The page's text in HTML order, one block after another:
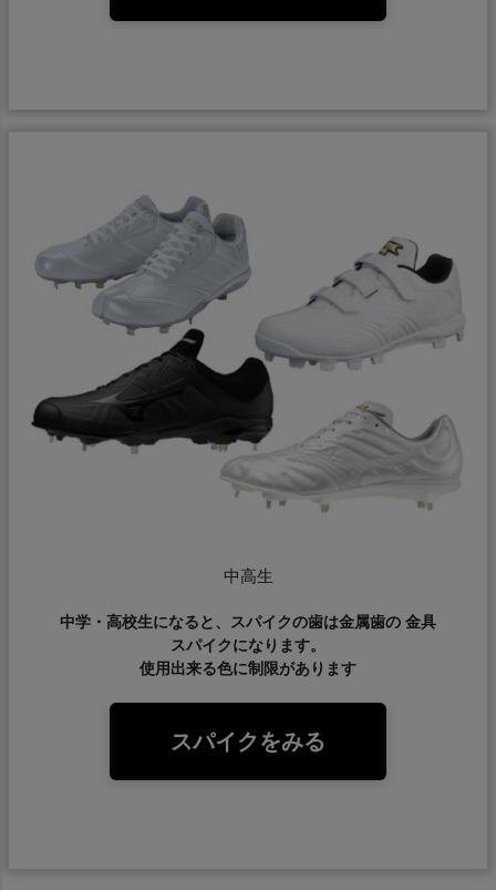
中高生
中学・高校生になると、スパイクの歯は金属歯の 金具
スパイクになります。
使用出来る色に制限があります
スパイクをみる